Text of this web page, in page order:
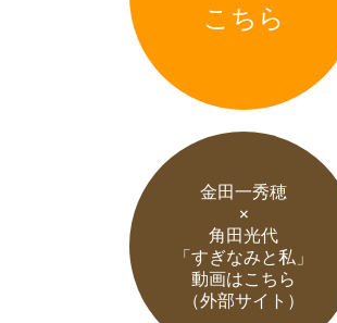
こちら
金田一秀穂
×
角田光代
「すぎなみと私」
動画はこちら
（外部サイト）